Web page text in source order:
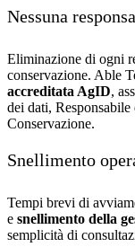
Nessuna
Eliminazione di ogni
conservazione. Able
accreditata AgID,
dei dati,
Conservazione.
Snellimento
Tempi brevi di
e snellimento della
semplicità di